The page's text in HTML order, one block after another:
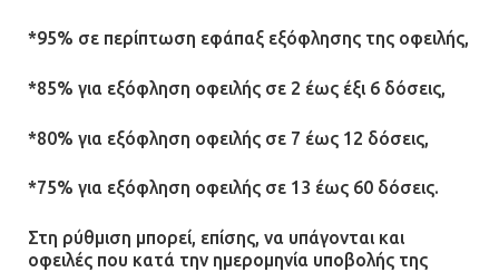
*95% σε περίπτωση εφάπαξ εξόφλησης της οφειλής,
*85% για εξόφληση οφειλής σε 2 έως έξι 6 δόσεις,
*80% για εξόφληση οφειλής σε 7 έως 12 δόσεις,
*75% για εξόφληση οφειλής σε 13 έως 60 δόσεις.
Στη ρύθμιση μπορεί, επίσης, να υπάγονται και
οφειλές που κατά την ημερομηνία υποβολής της